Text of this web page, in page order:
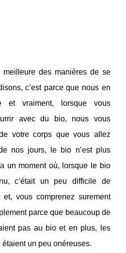
meilleure des manières de se
c’est parce que nous en
et vraiment, lorsque vous
avec du bio, nous vous
votre corps que vous allez
nos jours, le bio n’est plus
un moment où, lorsque le bio
c’était un peu difficile de
vous comprenez surement
parce que beaucoup de
pas au bio et en plus, les
un peu onéreuses.